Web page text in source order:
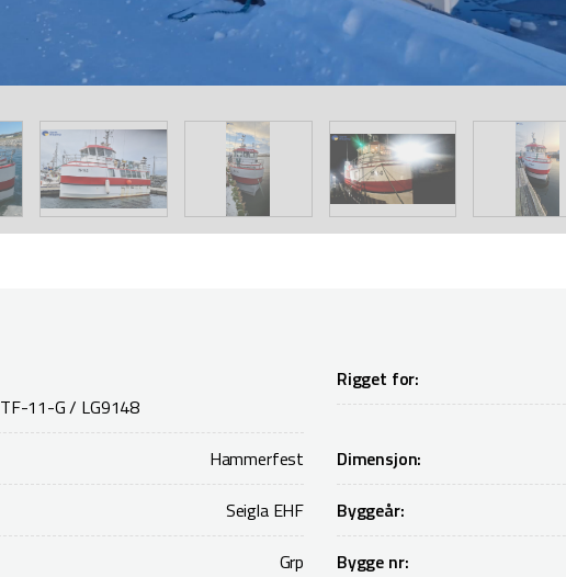
TF-11-G / LG9148
Rigget for:
Hammerfest
Dimensjon:
Seigla EHF
Byggeår:
Grp
Bygge nr: